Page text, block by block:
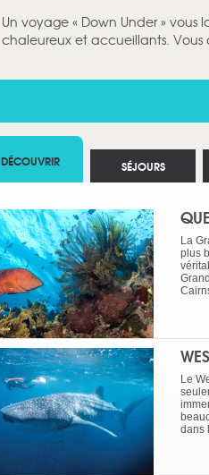
Un voyage « Down Under » vous
chaleureux et accueillants. Vous
DÉCOUVRIR
La
plus
Le
dans
SÉJOURS